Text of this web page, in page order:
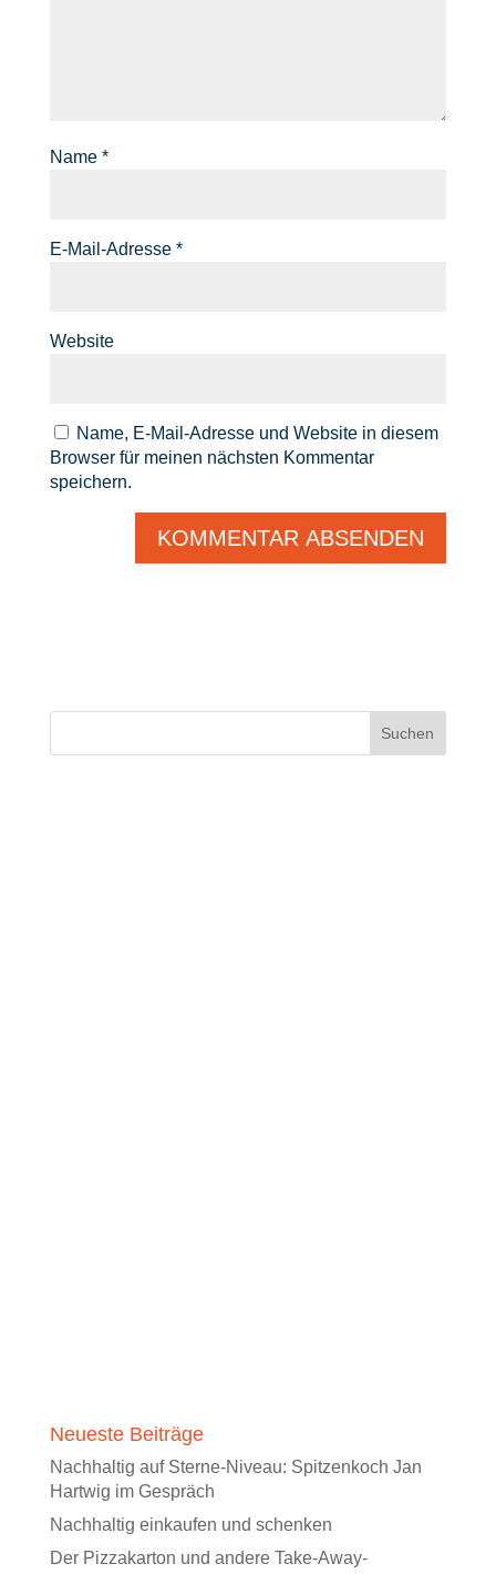
Name *
E-Mail-Adresse *
Website
Name, E-Mail-Adresse und Website in diesem
Browser für meinen nächsten Kommentar
speichern.
Neueste Beiträge
Nachhaltig auf Sterne-Niveau: Spitzenkoch Jan
Hartwig im Gespräch
Nachhaltig einkaufen und schenken
Der Pizzakarton und andere Take-Away-